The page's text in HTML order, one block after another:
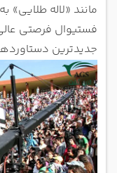
مانند «لاله طلایی»
فستیوال فرصتی
جدیدترین